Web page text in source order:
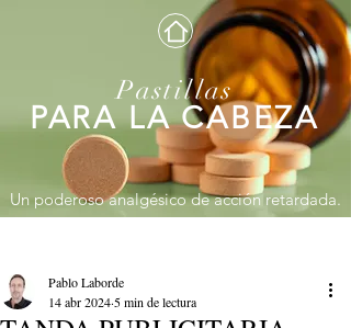
Pastillas
PARA LA CABEZA
Un poderoso analgésico de acción retardada.
Pablo Laborde
14 abr 2024 5 min de lectura